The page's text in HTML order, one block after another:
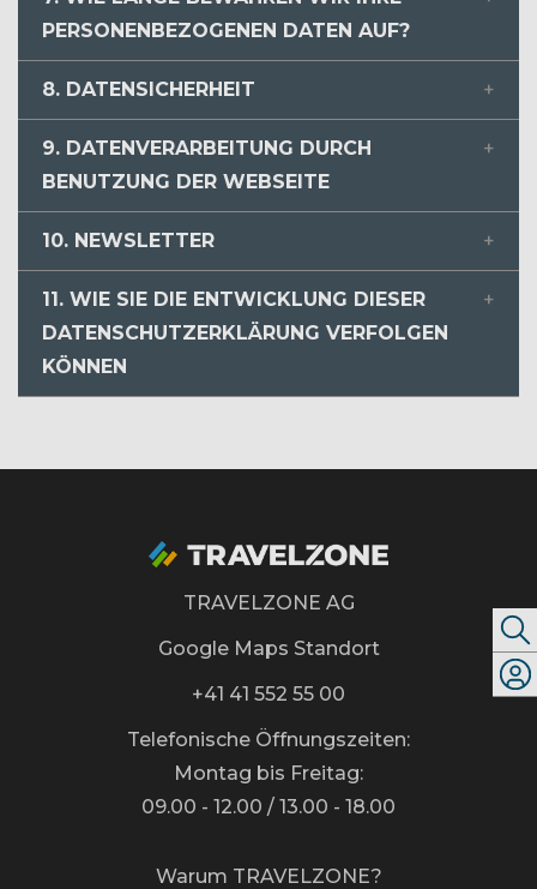
PERSONENBEZOGENEN DATEN AUF?
8. DATENSICHERHEIT
9. DATENVERARBEITUNG DURCH
BENUTZUNG DER WEBSEITE
10. NEWSLETTER
11. WIE SIE DIE ENTWICKLUNG DIESER
DATENSCHUTZERKLÄRUNG VERFOLGEN
KÖNNEN
TRAVELZONE AG
Google Maps Standort
+41 41 552 55 00
Telefonische Öffnungszeiten:
Montag bis Freitag:
09.00 - 12.00 / 13.00 - 18.00
Warum TRAVELZONE?